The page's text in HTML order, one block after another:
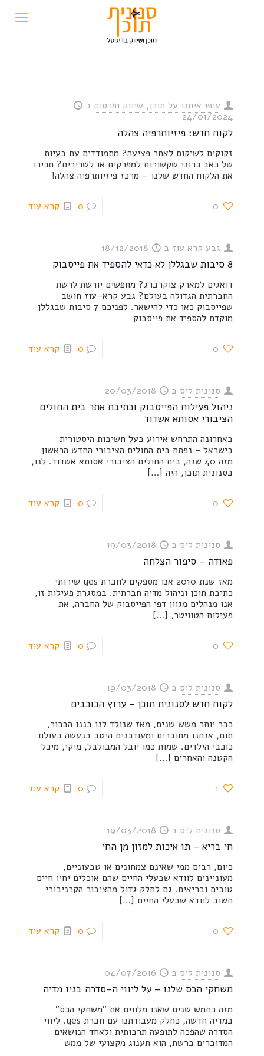
עופו איתנו על תוכן, שיווק ופרסום ב
24/01/2024
לקוח חדש: פיזיותרפיה צהלה
זקוקים לשיקום לאחר פציעה? מתמודדים עם בעיות
של כאב כרוני שקשורות למפרקים או לשרירים? תכירו
את הלקוח החדש שלנו - מרכז פיזיותרפיה צהלה!
0
0 קרא עוד
גבע קרא עוז ב 18/12/2018
8 סיבות שבגללן לא כדאי להספיד את פייסבוק
דואגים למארק צוקרברג? מחפשים יורשת לרשת
החברתית הגדולה בעולם? גבע קרא-עוז חושב
שפייסבוק כאן כדי להישאר. לפניכם 7 סיבות שבגללן
מוקדם להספיד את פייסבוק
0
0 קרא עוד
סנונית ליס ב 20/03/2018
ניהול פעילות הפייסבוק וכתיבת אתר בית החולים
הציבורי אסותא אשדוד
באחרונה התרחש אירוע בעל חשיבות היסטורית
בישראל – נפתח בית החולים הציבורי החדש הראשון
מזה 40 שנה, בית החולים הציבורי אסותא אשדוד. לנו,
בסנונית תוכן, היה […]
0
0 קרא עוד
סנונית ליס ב 19/03/2018
פאודה – סיפור הצלחה
מאז שנת 2010 אנו מספקים לחברת yes שירותי
כתיבת תוכן וניהול מדיה חברתית. במסגרת פעילות זו,
אנו מנהלים מגוון דפי הפייסבוק של החברה, את
פעילות הטוויטר, […]
0
0 קרא עוד
סנונית ליס ב 19/03/2018
לקוח חדש לסנונית תוכן – ערוץ הכוכבים
כבר יותר משש שנים, מאז שנולד לנו בננו הבכור,
תום, אנחנו מחוברים ומעודכנים היטב בנעשה בעולם
כוכבי הילדים. שמות כמו יובל המבולבל, מיקי, מיכל
הקטנה והאחרים […]
1
0 קרא עוד
סנונית ליס ב 19/03/2018
חי בריא – תו איכות למזון מן החי
כיום, רבים ממי שאינם צמחונים או טבעוניים,
מעוניינים לוודא שבעלי החיים שהם אוכלים יחיו חיים
טובים ובריאים. גם לחלק גדול מהציבור הקרניבורי
חשוב לוודא שבעלי החיים […]
0
0 קרא עוד
סנונית ליס ב 04/07/2016
משחקי הכס שלנו – על ליווי ה-סדרה בניו מדיה
מזה כחמש שנים שאנו מלווים את "משחקי הכס"
במדיה חדשה, כחלק מעבודתנו עם חברת yes. ליווי
הסדרה שהפכה לתופעה תרבותית ולאחד הנושאים
המדוברים ברשת, הוא תענוג מקצועי של ממש